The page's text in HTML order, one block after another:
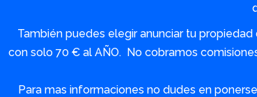
También puedes elegir anunciar tu
con solo 70 € al AÑO. No cobramos
Para mas informaciones no dudes en